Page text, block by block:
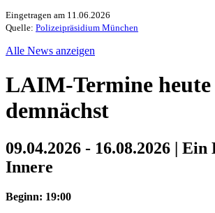
Eingetragen am 11.06.2026
Quelle: Polizeipräsidium München
Alle News anzeigen
LAIM-Termine
demnächst
09.04.2026 - 16.08.2026 |
Innere
Beginn: 19:00